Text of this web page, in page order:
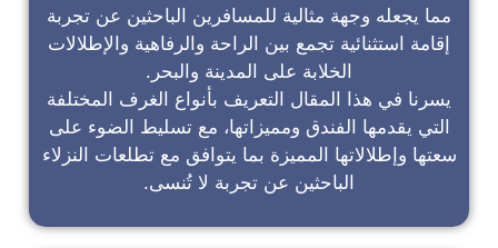
مما يجعله وجهة مثالية للمسافرين الباحثين عن تجربة
إقامة استثنائية تجمع بين الراحة والرفاهية والإطلالات
الخلابة على المدينة والبحر.
يسرنا في هذا المقال التعريف بأنواع الغرف المختلفة
التي يقدمها الفندق ومميزاتها، مع تسليط الضوء على
سعتها وإطلالاتها المميزة بما يتوافق مع تطلعات النزلاء
الباحثين عن تجربة لا تُنسى.